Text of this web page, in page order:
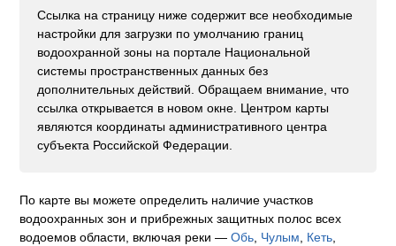
Ссылка на страницу ниже содержит все необходимые
настройки для загрузки по умолчанию границ
водоохранной зоны на портале Национальной
системы пространственных данных без
дополнительных действий. Обращаем внимание, что
ссылка открывается в новом окне. Центром карты
являются координаты административного центра
субъекта Российской Федерации.
По карте вы можете определить наличие участков
водоохранных зон и прибрежных защитных полос всех
водоемов области, включая реки —Обь Чулым Кеть